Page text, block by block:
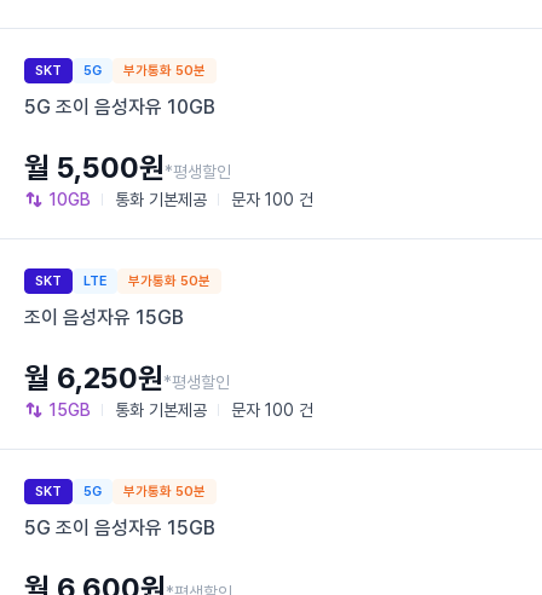
SKT 5G 부가통화 50분
5G 조이 음성자유 10GB
10GB 통화 기본제공 문자 100 건
월 5,500원*평생할인
SKT LTE 부가통화 50분
조이 음성자유 15GB
15GB 통화 기본제공 문자 100 건
월 6,250원*평생할인
SKT 5G 부가통화 50분
5G 조이 음성자유 15GB